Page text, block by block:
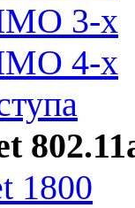
3-x
4-x
1800